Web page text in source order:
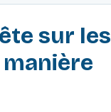
sur les